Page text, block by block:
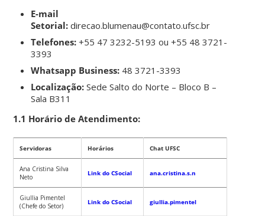
E-mail
Setorial: direcao.blumenau@contato.ufsc.br
Telefones: +55 47 3232-5193 ou +55 48 3721-
3393
Whatsapp Business: 48 3721-3393
Localização: Sede Salto do Norte – Bloco B –
Sala B311
1.1 Horário de Atendimento:
Servidoras Horários Chat UFSC
Ana Cristina Silva
Neto
Link do CSocial ana.cristina.s.n
Giullia Pimentel
(Chefe do Setor)
Link do CSocial giullia.pimentel